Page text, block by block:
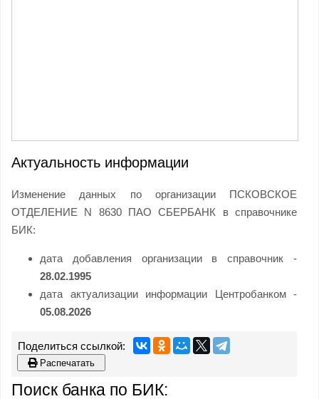
Актуальность информации
Изменение данных по организации ПСКОВСКОЕ
ОТДЕЛЕНИЕ N 8630 ПАО СБЕРБАНК в справочнике
БИК:
дата добавления организации в справочник -
28.02.1995
дата актуализации информации Центробанком -
05.08.2026
Распечатать
Поиск банка по БИК: